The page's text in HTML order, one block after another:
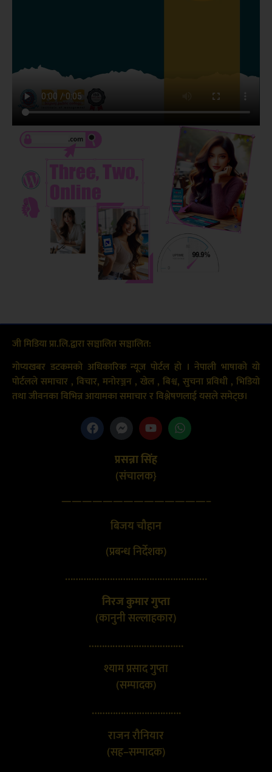
जी मिडिया प्रा.लि.द्वारा सञ्चालित सञ्चालित:
गोप्यखबर डटकमको अधिकारिक न्यूज पोर्टल हो । नेपाली भाषाको यो
पोर्टलले समाचार , विचार, मनोरञ्जन , खेल , बिश्व, सुचना प्रविधी , भिडियो
तथा जीवनका विभिन्न आयामका समाचार र विश्लेषणलाई यसले समेट्छ।
प्रसन्ना सिंह
(संचालक}
——————————————–
बिजय चौहान
(प्रबन्ध निर्देशक)
………………………………………………
निरज कुमार गुप्ता
(कानुनी सल्लाहकार)
………………………………
श्याम प्रसाद गुप्ता
(सम्पादक)
…………………………….
राजन रौनियार
(सह–सम्पादक)